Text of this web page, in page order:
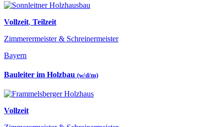
Vollzeit, Teilzeit
Zimmerermeister & Schreinermeister
Bayern
Bauleiter im Holzbau (w/d/m)
Vollzeit